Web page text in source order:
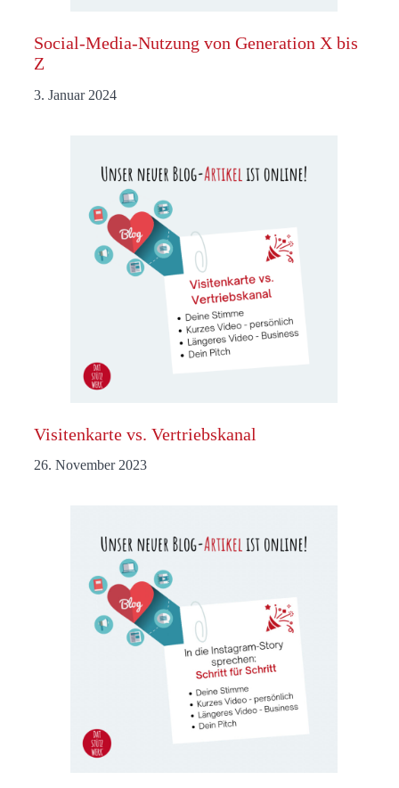
Social-Media-Nutzung von Generation X bis
Z
3. Januar 2024
Visitenkarte vs. Vertriebskanal
26. November 2023